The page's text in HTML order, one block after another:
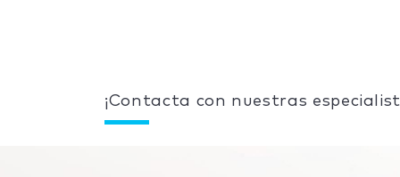
¡Contacta con nuestras